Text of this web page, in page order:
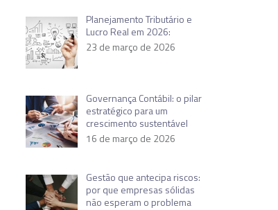
Planejamento Tributário e
Lucro Real em 2026:
23 de março de 2026
Governança Contábil: o pilar
estratégico para um
crescimento sustentável
16 de março de 2026
Gestão que antecipa riscos:
por que empresas sólidas
não esperam o problema